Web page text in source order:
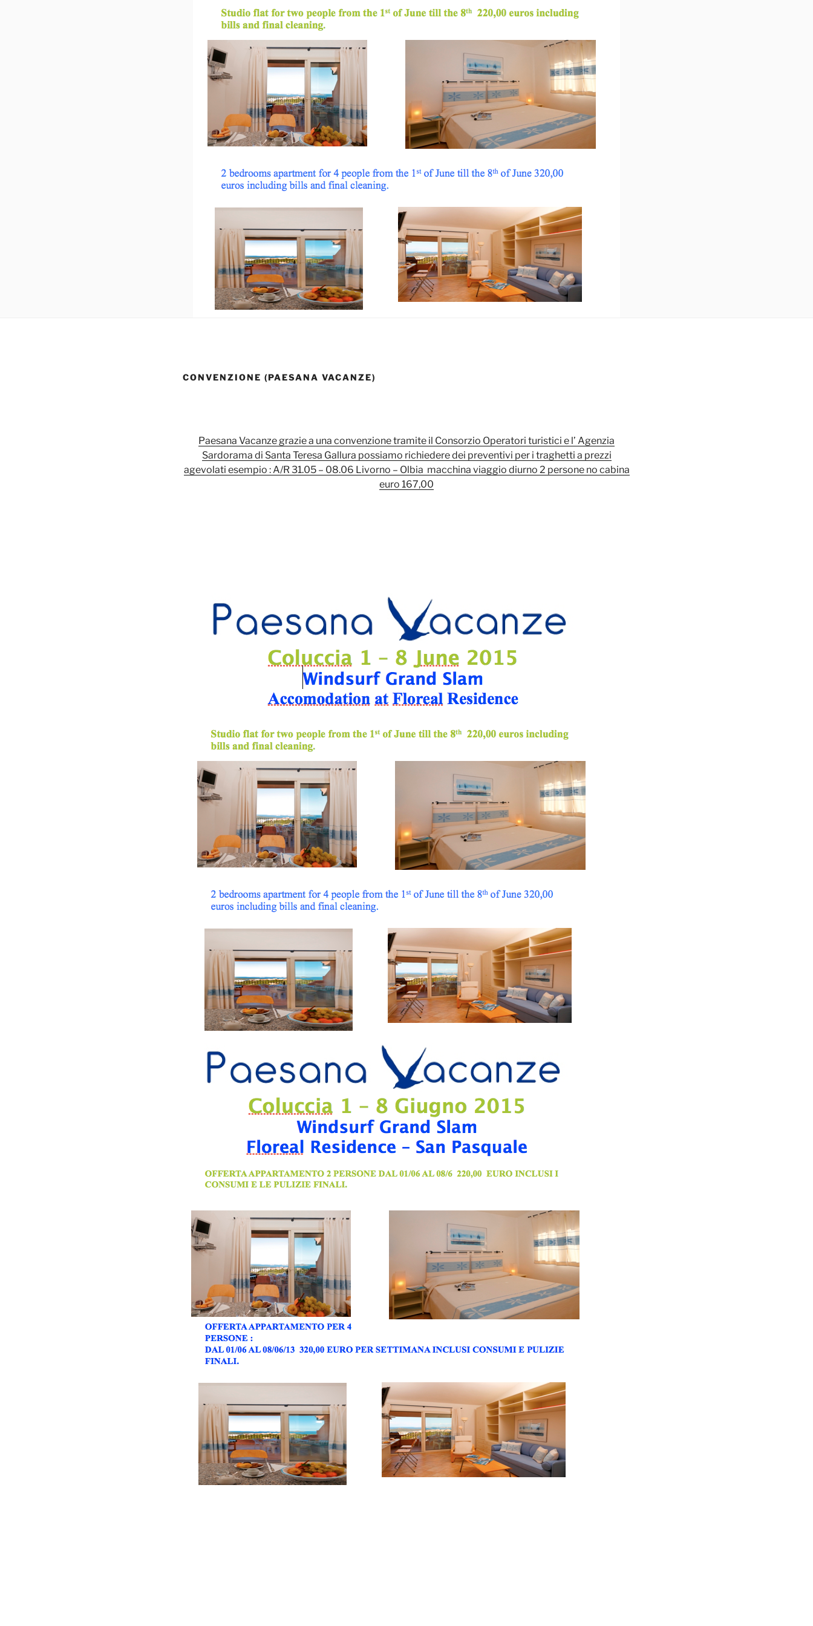
CONVENZIONE (PAESANA VACANZE)
Paesana Vacanze grazie a una convenzione tramite il Consorzio Operatori turistici e l’ Agenzia
Sardorama di Santa Teresa Gallura possiamo richiedere dei preventivi per i traghetti a prezzi
agevolati esempio : A/R 31.05 – 08.06 Livorno – Olbia macchina viaggio diurno 2 persone no cabina
euro 167,00